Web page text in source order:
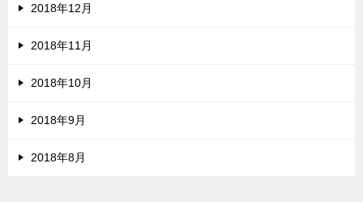
2018年12月
2018年11月
2018年10月
2018年9月
2018年8月